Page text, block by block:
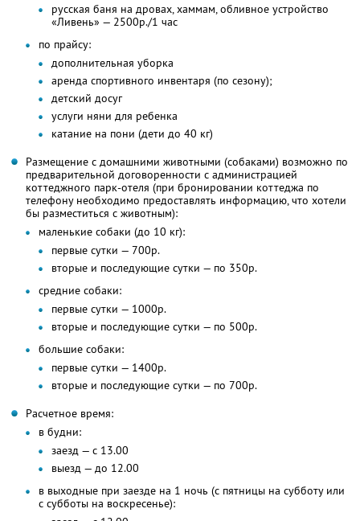
русская баня на дровах, хаммам, обливное устройство
«Ливень» — 2500р./1 час
по прайсу:
дополнительная уборка
аренда спортивного инвентаря (по сезону);
детский досуг
услуги няни для ребенка
катание на пони (дети до 40 кг)
Размещение с домашними животными (собаками) возможно по
предварительной договоренности с администрацией
коттеджного парк-отеля (при бронировании коттеджа по
телефону необходимо предоставлять информацию, что хотели
бы разместиться с животным):
маленькие собаки (до 10 кг):
первые сутки — 700р.
вторые и последующие сутки — по 350р.
средние собаки:
первые сутки — 1000р.
вторые и последующие сутки — по 500р.
большие собаки:
первые сутки — 1400р.
вторые и последующие сутки — по 700р.
Расчетное время:
в будни:
заезд — с 13.00
выезд — до 12.00
в выходные при заезде на 1 ночь (с пятницы на субботу или
с субботы на воскресенье):